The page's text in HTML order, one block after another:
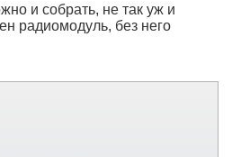
и собрать, не так уж и
радиомодуль, без него